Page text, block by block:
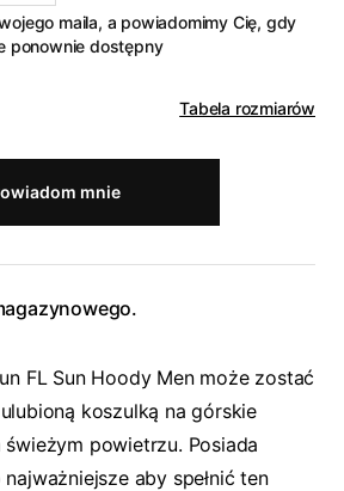
maila, a powiadomimy Cię, gdy
ponownie dostępny
Tabela rozmiarów
mnie
FL Sun Hoody Men może zostać
koszulką na górskie
powietrzu. Posiada
aby spełnić ten